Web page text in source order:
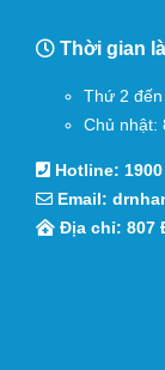
Thời gian
Thứ 2
Chủ nhật:
Hotline:
Email:
Địa chỉ: 807